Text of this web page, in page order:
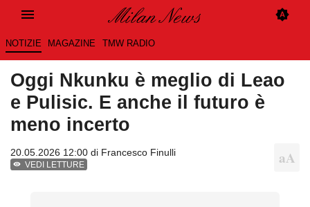
NOTIZIE MAGAZINE TMW RADIO
Oggi Nkunku è meglio di Leao
e Pulisic. E anche il futuro è
meno incerto
20.05.2026 12:00 di Francesco Finulli
VEDI LETTURE